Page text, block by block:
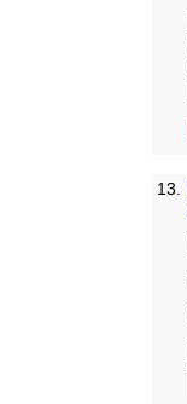
13.